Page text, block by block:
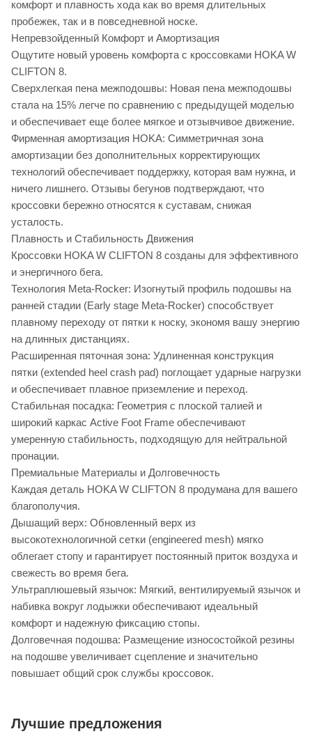
комфорт и плавность хода как во время длительных
пробежек, так и в повседневной носке.
Непревзойденный Комфорт и Амортизация
Ощутите новый уровень комфорта с кроссовками HOKA W
CLIFTON 8.
Сверхлегкая пена межподошвы: Новая пена межподошвы
стала на 15% легче по сравнению с предыдущей моделью
и обеспечивает еще более мягкое и отзывчивое движение.
Фирменная амортизация HOKA: Симметричная зона
амортизации без дополнительных корректирующих
технологий обеспечивает поддержку, которая вам нужна, и
ничего лишнего. Отзывы бегунов подтверждают, что
кроссовки бережно относятся к суставам, снижая
усталость.
Плавность и Стабильность Движения
Кроссовки HOKA W CLIFTON 8 созданы для эффективного
и энергичного бега.
Технология Meta-Rocker: Изогнутый профиль подошвы на
ранней стадии (Early stage Meta-Rocker) способствует
плавному переходу от пятки к носку, экономя вашу энергию
на длинных дистанциях.
Расширенная пяточная зона: Удлиненная конструкция
пятки (extended heel crash pad) поглощает ударные нагрузки
и обеспечивает плавное приземление и переход.
Стабильная посадка: Геометрия с плоской талией и
широкий каркас Active Foot Frame обеспечивают
умеренную стабильность, подходящую для нейтральной
пронации.
Премиальные Материалы и Долговечность
Каждая деталь HOKA W CLIFTON 8 продумана для вашего
благополучия.
Дышащий верх: Обновленный верх из
высокотехнологичной сетки (engineered mesh) мягко
облегает стопу и гарантирует постоянный приток воздуха и
свежесть во время бега.
Ультраплюшевый язычок: Мягкий, вентилируемый язычок и
набивка вокруг лодыжки обеспечивают идеальный
комфорт и надежную фиксацию стопы.
Долговечная подошва: Размещение износостойкой резины
на подошве увеличивает сцепление и значительно
повышает общий срок службы кроссовок.
Лучшие предложения